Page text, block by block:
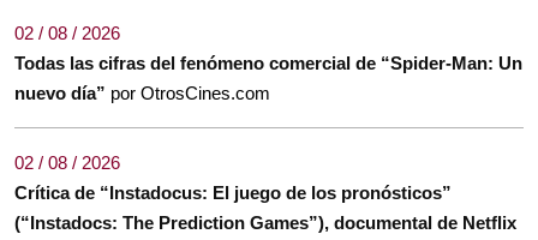
02 / 08 / 2026
Todas las cifras del fenómeno comercial de “Spider-Man: Un
nuevo día” por OtrosCines.com
02 / 08 / 2026
Crítica de “Instadocus: El juego de los pronósticos”
(“Instadocs: The Prediction Games”), documental de Netflix